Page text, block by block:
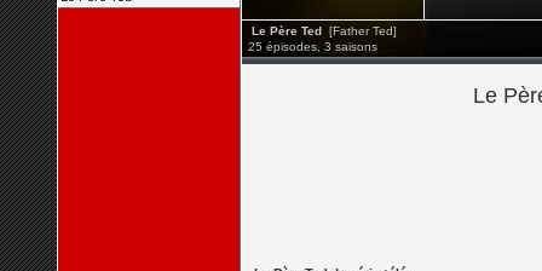
Le Père Ted [Father Ted]
25 épisodes, 3 saisons
Le